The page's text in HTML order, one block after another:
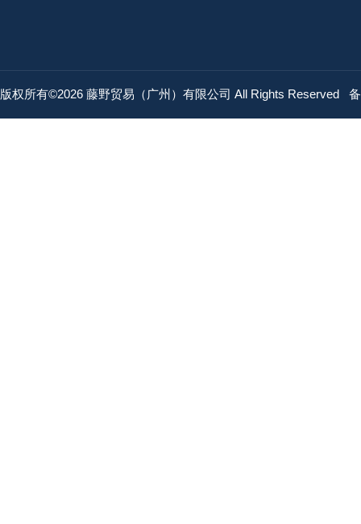
版权所有©2026 藤野贸易（广州）有限公司 All Rights Reserved